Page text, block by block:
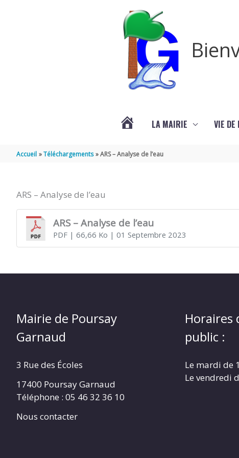
POURSAY
GARNAUD
LA MAIRIE VIE DE
Accueil Téléchargements ARS – Analyse de l’eau
ARS – Analyse de l’eau
ARS – Analyse de l’eau
PDF| 66,66 Ko | 01 Septembre 2023
Mairie de Poursay
Garnaud
3 Rue des Écoles
17400 Poursay Garnaud
Téléphone : 05 46 32 36 10
Nous contacter
Horaires
public :
Le mardi de
Le vendredi